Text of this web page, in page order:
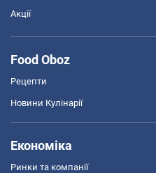
Акції
Food Oboz
Рецепти
Новини Кулінарії
Економіка
Ринки та компанії